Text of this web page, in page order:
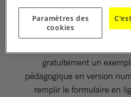
justice et de ses liens avec
en se basant sur les textes
que la DUDH.
gratuitement un
pédagogique en version
remplir le formulaire en
Paramètres des
cookies